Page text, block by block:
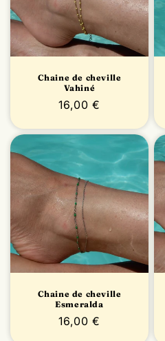
:
Chaine de cheville
Vahiné
Prix
16,00 €
Chaine de cheville
Esmeralda
Prix
16,00 €